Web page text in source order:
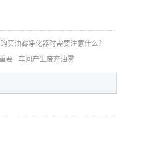
购买油雾净化器时需要注意什么？
要 车间产生废弃油雾